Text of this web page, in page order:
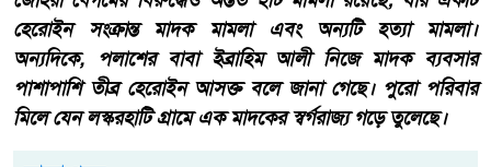
হেরোইন সংক্রান্ত মাদক মামলা এবং অন্যটি হত্যা মামলা।
অন্যদিকে, পলাশের বাবা ইব্রাহিম আলী নিজে মাদক ব্যবসার
পাশাপাশি তীব্র হেরোইন আসক্ত বলে জানা গেছে। পুরো পরিবার
মিলে যেন লস্করহাটি গ্রামে এক মাদকের স্বর্গরাজ্য গড়ে তুলেছে।